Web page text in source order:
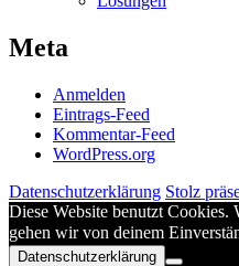
Meta
Anmelden
Eintrags-Feed
Kommentar-Feed
WordPress.org
Datenschutzerklärung Stolz
Diese Website benutzt Cookies.
gehen wir von deinem
Datenschutzerklärung